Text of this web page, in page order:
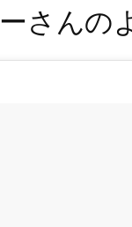
さんの